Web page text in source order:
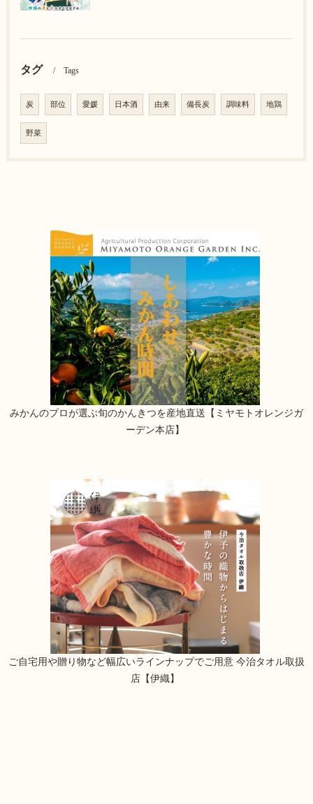
タグ Tags
炭 部位 愛媛 日本酒 由来 備長炭 調味料 地鶏
野菜
みかんのプロが選ぶ旬のかんきつを産地直送【ミヤモトオレンジガ
ーデン本店】
ご自宅用や贈り物など幅広いラインナップでご用意 今治タオル取扱
店【伊織】